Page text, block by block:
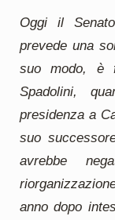
Oggi il
prevede una
suo modo, è
Spadolini,
presidenza a
suo
avrebbe
anno dopo